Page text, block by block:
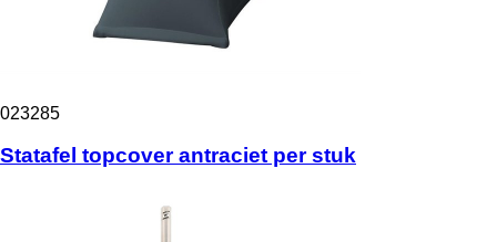
023285
Statafel topcover antraciet per stuk